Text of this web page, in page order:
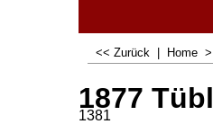
<< Zurück Home >
1877
1381